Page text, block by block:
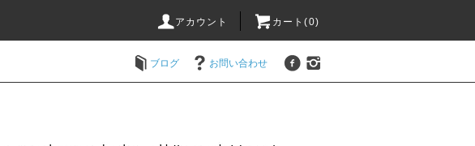
アカウント カート(0)
ブログ お問い合わせ